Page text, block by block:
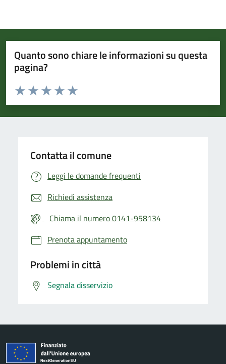
Quanto sono chiare le informazioni su questa
pagina?
Valuta da 1 a 5 stelle la pagina
Valuta 5 stelle su 5
Valuta 4 stelle su 5
Valuta 3 stelle su 5
Valuta 2 stelle su 5
Valuta 1 stelle su 5
Contatta il comune
Leggi le domande frequenti
Richiedi assistenza
Chiama il numero 0141-958134
Prenota appuntamento
Problemi in città
Segnala disservizio